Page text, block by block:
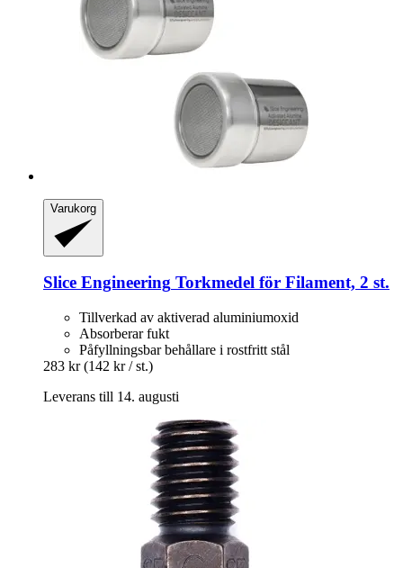
Varukorg
Slice Engineering Torkmedel för Filament, 2 st.
Tillverkad av aktiverad aluminiumoxid
Absorberar fukt
Påfyllningsbar behållare i rostfritt stål
283 kr (142 kr / st.)
Leverans till 14. augusti